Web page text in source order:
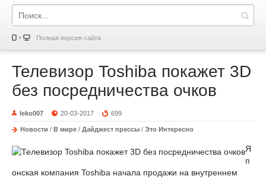
Полная версия сайта
Телевизор Toshiba покажет 3D
без посредничества очков
leko007 20-03-2017 699
Новости / В мире / Дайджест прессы / Это Интересно
Я
п
онская компания Toshiba начала продажи на внутреннем